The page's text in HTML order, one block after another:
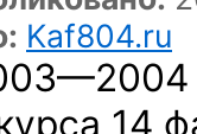
Kaf804.ru
14